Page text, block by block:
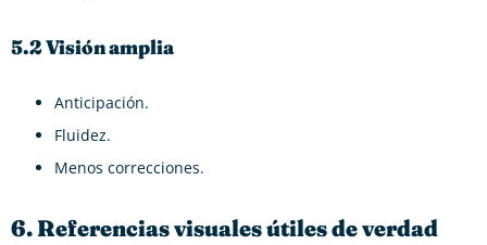
5.2 Visión amplia
Anticipación.
Fluidez.
Menos correcciones.
6. Referencias visuales útiles de verdad